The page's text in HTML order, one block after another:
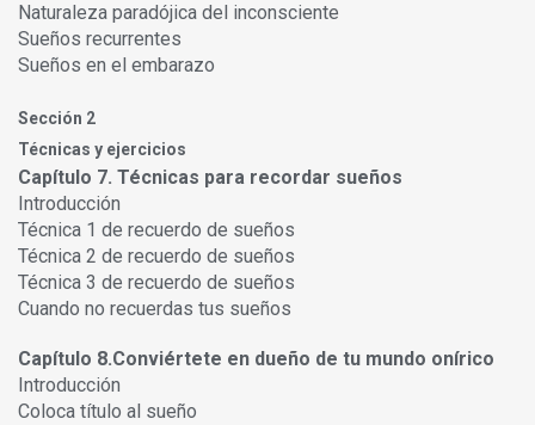
Naturaleza paradójica del inconsciente
Sueños recurrentes
Sueños en el embarazo
Sección 2
Técnicas y ejercicios
Capítulo 7. Técnicas para recordar sueños
Introducción
Técnica 1 de recuerdo de sueños
Técnica 2 de recuerdo de sueños
Técnica 3 de recuerdo de sueños
Cuando no recuerdas tus sueños
Capítulo 8.Conviértete en dueño de tu mundo onírico
Introducción
Coloca título al sueño